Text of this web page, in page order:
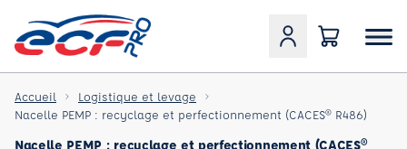
Accueil
Logistique et levage
Nacelle PEMP : recyclage et perfectionnement (CACES® R486)
Nacelle PEMP : recyclage et perfectionnement (CACES®